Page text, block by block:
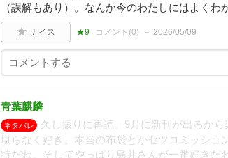
（誤解もあり）。なんか今のわたしにはよく
ナイス ★9 コメント(0) 2026/05/09
青葉麒麟
ネタバレ
久し振りに再読。9月に新刊が出るか
堪らなく好き。本当の布袋とかセツコミッショ
特だわ。そしてやっぱり鳥井さんが一番好きだわ